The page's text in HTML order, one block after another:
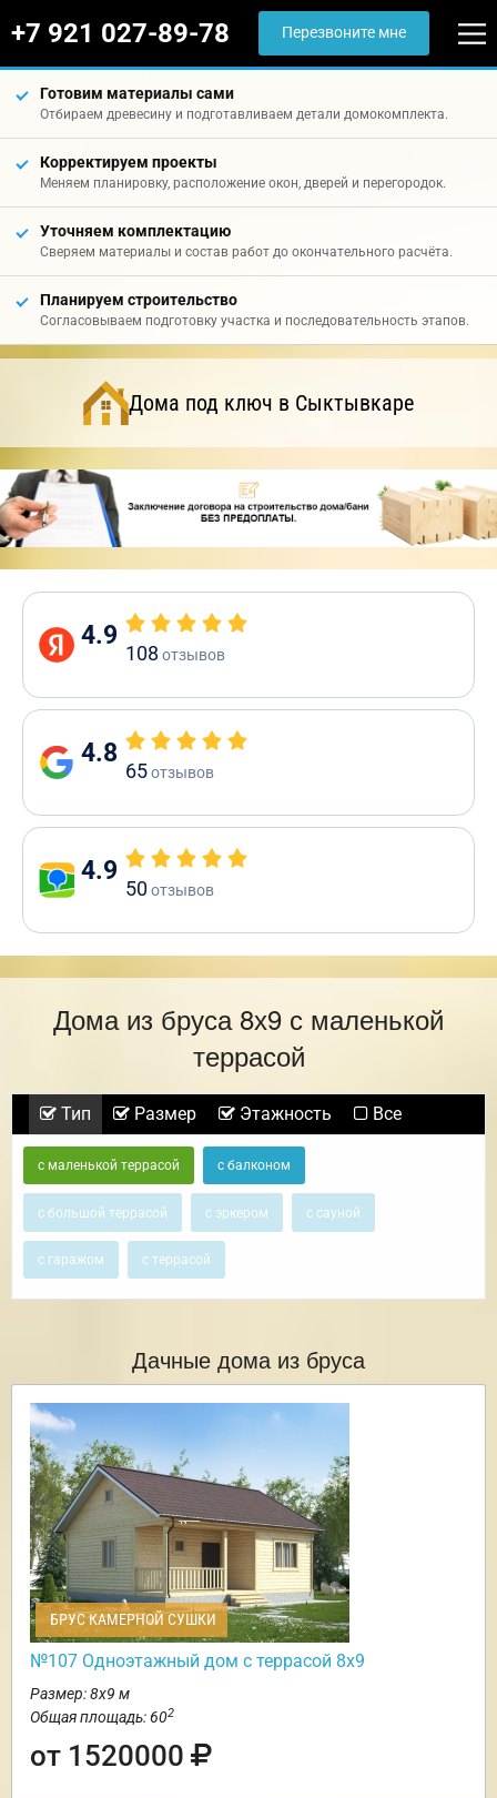
+7 921 027-89-78 Перезвоните мне
Готовим материалы сами
Отбираем древесину и подготавливаем детали домокомплекта.
Корректируем проекты
Меняем планировку, расположение окон, дверей и перегородок.
Уточняем комплектацию
Сверяем материалы и состав работ до окончательного расчёта.
Планируем строительство
Согласовываем подготовку участка и последовательность этапов.
Дома под ключ в Сыктывкаре
4.9
108 отзывов
4.8
65отзывов
4.9
50отзывов
Дома из бруса 8х9 с маленькой
террасой
Тип Размер Этажность Все
с маленькой террасой с балконом
с большой террасой с эркером с сауной
с гаражом с террасой
Дачные дома из бруса
БРУС КАМЕРНОЙ СУШКИ
№107 Одноэтажный дом с террасой 8х9
Размер: 8х9 м
Общая площадь: 602
от 1520000